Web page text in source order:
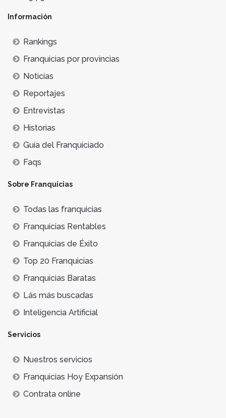
Información
Rankings
Franquicias por provincias
Noticias
Reportajes
Entrevistas
Historias
Guía del Franquiciado
Faqs
Sobre Franquicias
Todas las franquicias
Franquicias Rentables
Franquicias de Éxito
Top 20 Franquicias
Franquicias Baratas
Lás más buscadas
Inteligencia Artificial
Servicios
Nuestros servicios
Franquicias Hoy Expansión
Contrata online